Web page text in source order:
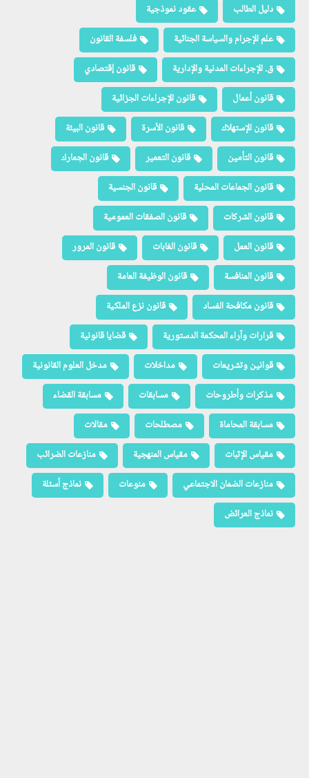
دليل الطالب
عقود نموذجية
علم الإجرام والسياسة الجنائية
فلسفة القانون
ق. الإجراءات المدنية والإدارية
قانون إقتصادي
قانون أعمال
قانون الإجراءات الجزائية
قانون الإستهلاك
قانون الأسرة
قانون البيئة
قانون التأمين
قانون التعمير
قانون الجمارك
قانون الجماعات المحلية
قانون الجنسية
قانون الشركات
قانون الصفقات العمومية
قانون العمل
قانون الغابات
قانون المرور
قانون المنافسة
قانون الوظيفة العامة
قانون مكافحة الفساد
قانون نزع الملكية
قرارات وآراء المحكمة الدستورية
قضايا قانونية
قوانين وتشريعات
مداخلات
مدخل العلوم القانونية
مذكرات وأطروحات
مسابقات
مسابقة القضاء
مسابقة المحاماة
مصطلحات
مقالات
مقياس الإثبات
مقياس المنهجية
منازعات الضرائب
منازعات الضمان الاجتماعي
منوعات
نماذج أسئلة
نماذج العرائض